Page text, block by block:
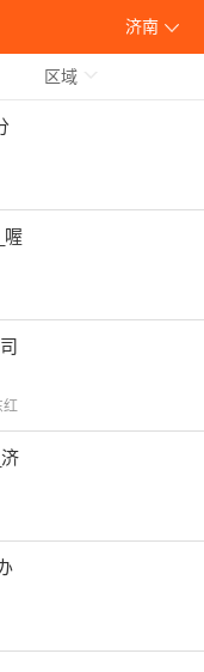
济南
区域
喔
红